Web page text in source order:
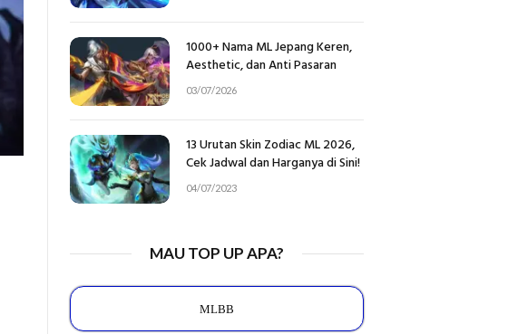
1000+ Nama ML Jepang Keren,
Aesthetic, dan Anti Pasaran
03/07/2026
13 Urutan Skin Zodiac ML 2026,
Cek Jadwal dan Harganya di Sini!
04/07/2023
MAU TOP UP APA?
MLBB